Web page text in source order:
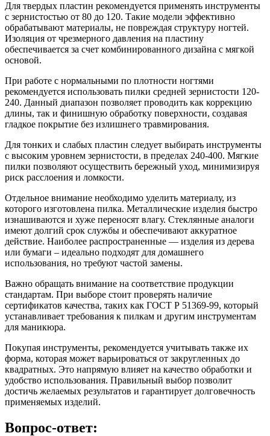
Для твердых пластин рекомендуется применять инструменты
с зернистостью от 80 до 120. Такие модели эффективно
обрабатывают материалы, не повреждая структуру ногтей.
Изоляция от чрезмерного давления на пластину
обеспечивается за счет комбинированного дизайна с мягкой
основой.
При работе с нормальными по плотности ногтями
рекомендуется использовать пилки средней зернистости 120-
240. Данный диапазон позволяет проводить как коррекцию
длины, так и финишную обработку поверхности, создавая
гладкое покрытие без излишнего травмирования.
Для тонких и слабых пластин следует выбирать инструменты
с высоким уровнем зернистости, в пределах 240-400. Мягкие
пилки позволяют осуществить бережный уход, минимизируя
риск расслоения и ломкости.
Отдельное внимание необходимо уделить материалу, из
которого изготовлена пилка. Металлические изделия быстро
изнашиваются и хуже переносят влагу. Стеклянные аналоги
имеют долгий срок службы и обеспечивают аккуратное
действие. Наиболее распространенные — изделия из дерева
или бумаги – идеально подходят для домашнего
использования, но требуют частой замены.
Важно обращать внимание на соответствие продукции
стандартам. При выборе стоит проверять наличие
сертификатов качества, таких как ГОСТ Р 51369-99, который
устанавливает требования к пилкам и другим инструментам
для маникюра.
Покупая инструменты, рекомендуется учитывать также их
форма, которая может варьироваться от закругленных до
квадратных. Это напрямую влияет на качество обработки и
удобство использования. Правильный выбор позволит
достичь желаемых результатов и гарантирует долговечность
применяемых изделий.
Вопрос-ответ: